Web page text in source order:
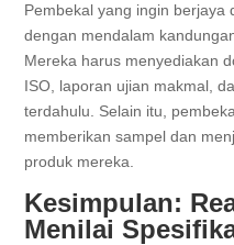
Pembekal yang ingin
dengan mendalam
Mereka harus menyediakan
ISO, laporan ujian makmal,
terdahulu. Selain itu,
memberikan sampel dan
produk mereka.
Kesimpulan:
Menilai